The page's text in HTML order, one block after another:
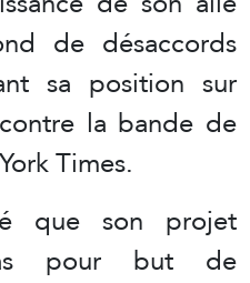
de désaccords
sa position sur
la bande de
Times.
que son projet
pour but de